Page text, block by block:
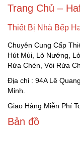
Trang Chủ –
Thiết Bị Nhà Bếp
Chuyên Cung Cấp
Hút Mùi, Lò Nướng,
Rửa Chén, Vòi Rửa
Địa chỉ : 94A Lê
Minh.
Giao Hàng Miễn Phí
Bản đồ